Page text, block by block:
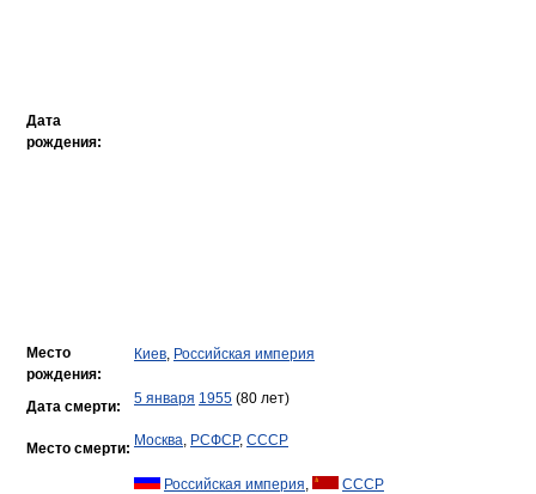
Дата
рождения:
Место
рождения:
Киев, Российская империя
Дата смерти: 5 января 1955 (80 лет)
Место смерти: Москва, РСФСР, СССР
Российская империя, СССР